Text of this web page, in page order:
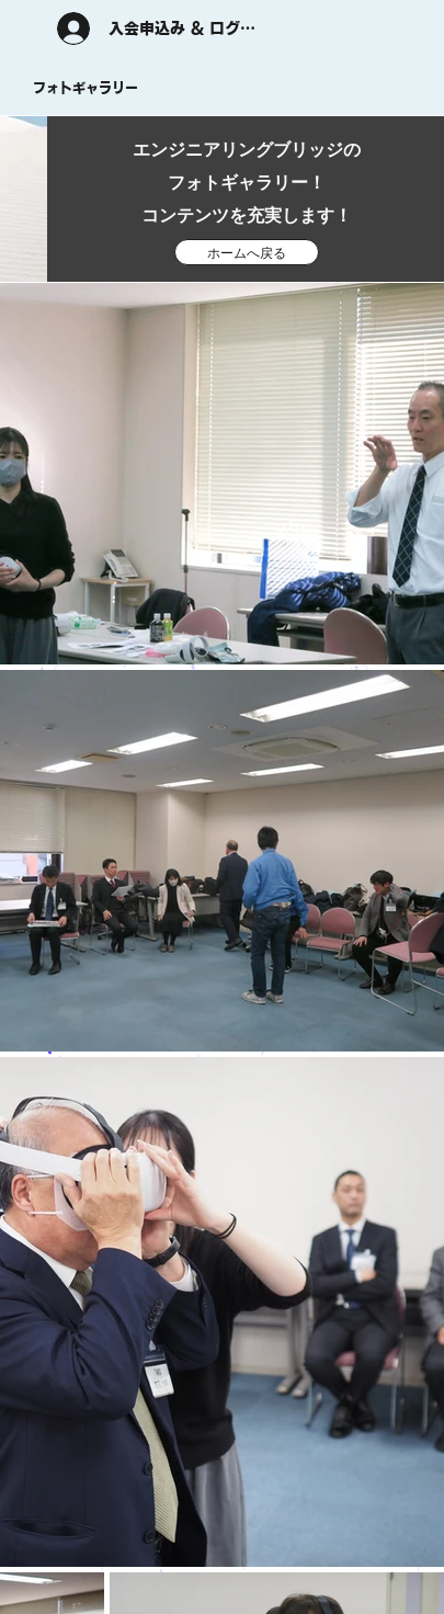
入会申込み & ログイン
フォトギャラリー
エンジニアリングブリッジの
フォトギャラリー！
​コンテンツを充実します！
ホームへ戻る